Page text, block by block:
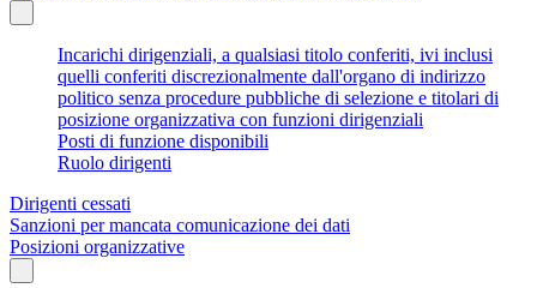
Incarichi dirigenziali, a qualsiasi titolo conferiti, ivi inclusi
quelli conferiti discrezionalmente dall'organo di indirizzo
politico senza procedure pubbliche di selezione e titolari di
posizione organizzativa con funzioni dirigenziali
Posti di funzione disponibili
Ruolo dirigenti
Dirigenti cessati
Sanzioni per mancata comunicazione dei dati
Posizioni organizzative